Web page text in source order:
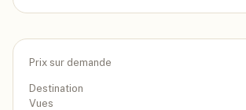
Prix sur demande
Destination
Vues